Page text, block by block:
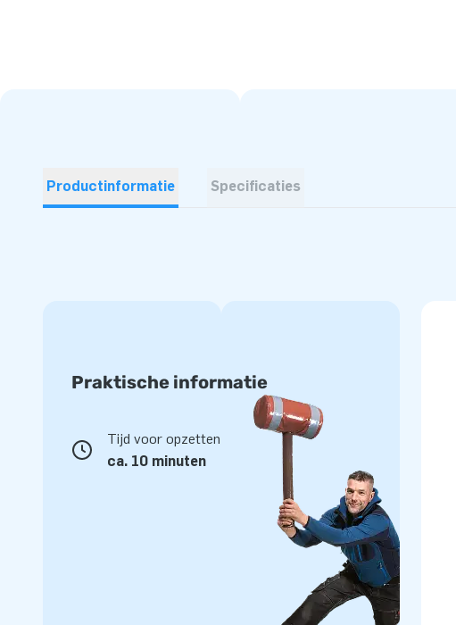
Productinformatie Specificaties
Praktische informatie
Tijd voor opzetten
ca. 10 minuten